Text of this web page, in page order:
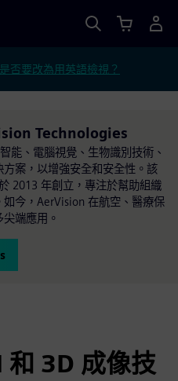
是否要改為用英語檢視？
Technologies
能、電腦視覺、生物識別技術、
案，以增強安全和安全性。該
2013 年創立，專注於幫助組織
今，AerVision 在航空、醫療保
端應用。
和 3D 成像技